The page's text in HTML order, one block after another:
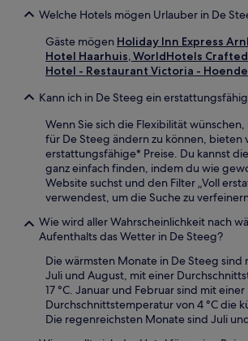
Welche Hotels mögen Urlauber in De
Gäste mögen Holiday Inn Express
Hotel Haarhuis, WorldHotels Crafted
Hotel - Restaurant Victoria -
Kann ich in De Steeg ein
Wenn Sie sich die Flexibilität wünschen,
für De Steeg ändern zu können, bieten
erstattungsfähige* Preise. Du kannst
ganz einfach finden, indem du wie
Website suchst und den Filter „Voll
verwendest, um die Suche zu
Wie wird aller Wahrscheinlichkeit nach
Aufenthalts das Wetter in De Steeg?
Die wärmsten Monate in De Steeg sind
Juli und August, mit einer
17 °C. Januar und Februar sind mit einer
Durchschnittstemperatur von 4 °C die
Die regenreichsten Monate sind Juli